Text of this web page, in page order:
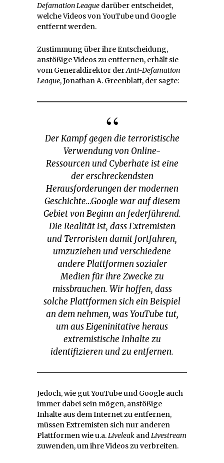
Defamation League darüber entscheidet,
welche Videos von YouTube und Google
entfernt werden.
Zustimmung über ihre Entscheidung,
anstößige Videos zu entfernen, erhält sie
vom Generaldirektor derAnti-Defamation
League, Jonathan A. Greenblatt, der sagte:
Der Kampf gegen die terroristische
Verwendung von Online-
Ressourcen und Cyberhate ist eine
der erschreckendsten
Herausforderungen der modernen
Geschichte…Google war auf diesem
Gebiet von Beginn an federführend.
Die Realität ist, dass Extremisten
und Terroristen damit fortfahren,
umzuziehen und verschiedene
andere Plattformen sozialer
Medien für ihre Zwecke zu
missbrauchen. Wir hoffen, dass
solche Plattformen sich ein Beispiel
an dem nehmen, was YouTube tut,
um aus Eigeninitative heraus
extremistische Inhalte zu
identifizieren und zu entfernen.
Jedoch, wie gut YouTube und Google auch
immer dabei sein mögen, anstößige
Inhalte aus dem Internet zu entfernen,
müssen Extremisten sich nur anderen
Plattformen wie u.a.Liveleak andLivestream
zuwenden, um ihre Videos zu verbreiten.